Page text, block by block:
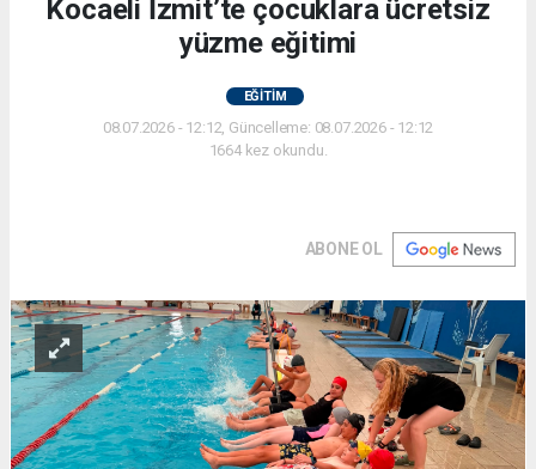
Kocaeli İzmit’te çocuklara ücretsiz
yüzme eğitimi
EĞİTİM
08.07.2026 - 12:12, Güncelleme: 08.07.2026 - 12:12
1664 kez okundu.
ABONE OL